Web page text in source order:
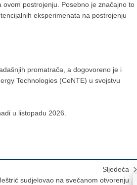
postrojenju. Posebno je značajno to
eksperimenata na postrojenju
promatrača, a dogovoreno je i
Technologies (CeNTE) u svojstvu
u listopadu 2026.
Sljedeća
sudjelovao na svečanom otvorenju